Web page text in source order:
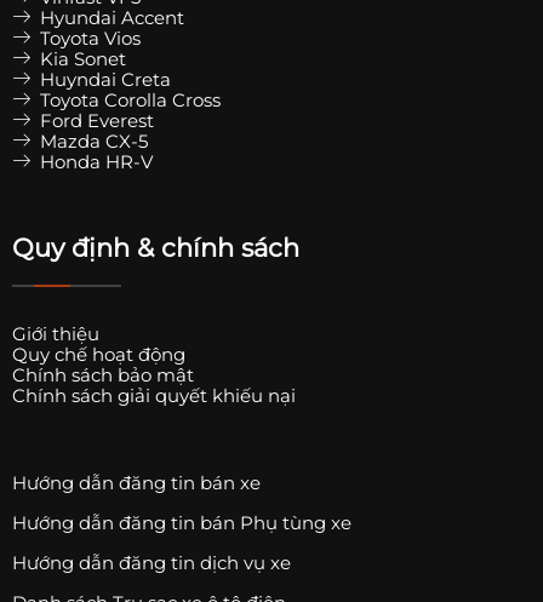
Hyundai Accent
Toyota Vios
Kia Sonet
Huyndai Creta
Toyota Corolla Cross
Ford Everest
Mazda CX-5
Honda HR-V
Quy định & chính sách
Giới thiệu
Quy chế hoạt động
Chính sách bảo mật
Chính sách giải quyết khiếu nại
Hướng dẫn đăng tin bán xe
Hướng dẫn đăng tin bán Phụ tùng xe
Hướng dẫn đăng tin dịch vụ xe